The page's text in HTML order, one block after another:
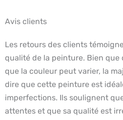
Avis clients
Les retours des clients
qualité de la peinture. Bien
que la couleur peut varier, la
dire que cette peinture est
imperfections. Ils soulignent
attentes et que sa qualité est